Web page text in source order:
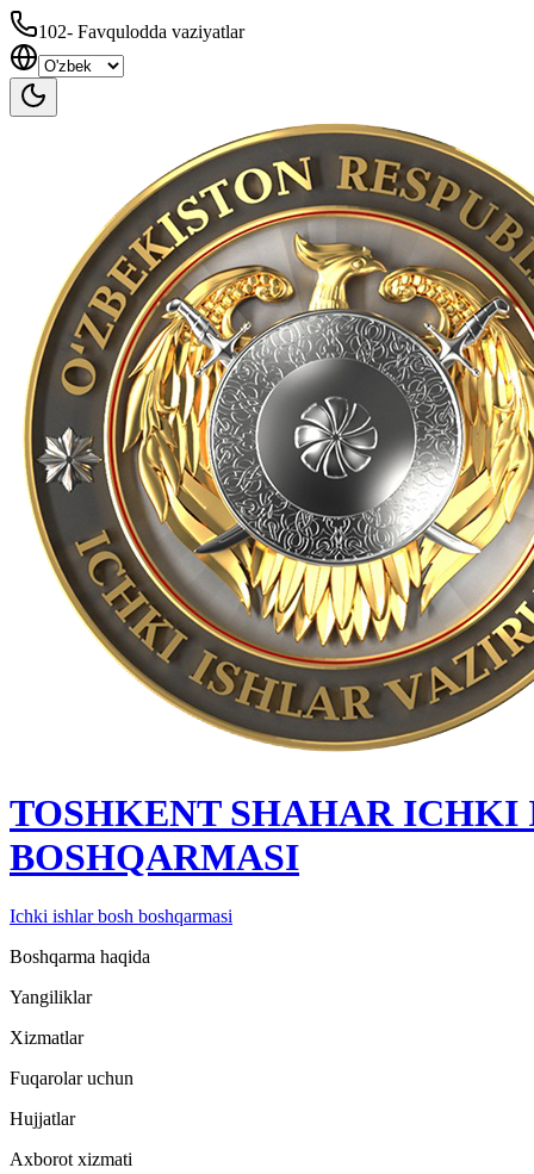
102- Favqulodda vaziyatlar
TOSHKENT SHAHAR IСHKI
BOSHQARMASI
Ichki ishlar bosh boshqarmasi
Boshqarma haqida
Yangiliklar
Xizmatlar
Fuqarolar uchun
Hujjatlar
Axborot xizmati